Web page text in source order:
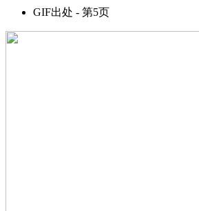
GIF出处 - 第5页